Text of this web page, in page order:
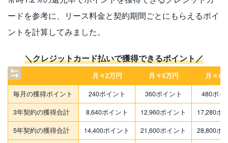
ードを参考に、リース料金と契約期間ごとにもらえるポイ
ントを計算してみました。
＼クレジットカード払いで獲得できるポイント／
月々2万円 月々3万円
月々4
毎月の獲得ポイント
240ポイント 360ポイント
480ポイ
3年契約の獲得合計
8,640ポイント 12,960ポイント
17,280ポ
5年契約の獲得合計
14,400ポイント 21,600ポイント
28,800ポ